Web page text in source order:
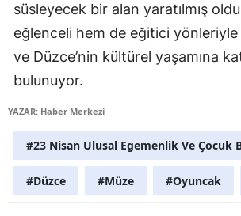
süsleyecek bir alan yaratılmış
eğlenceli hem de eğitici
ve Düzce’nin kültürel yaşamına
bulunuyor.
YAZAR: Haber Merkezi
#23 Nisan Ulusal Egemenlik Ve Çocuk
#Düzce #Müze #Oyuncak